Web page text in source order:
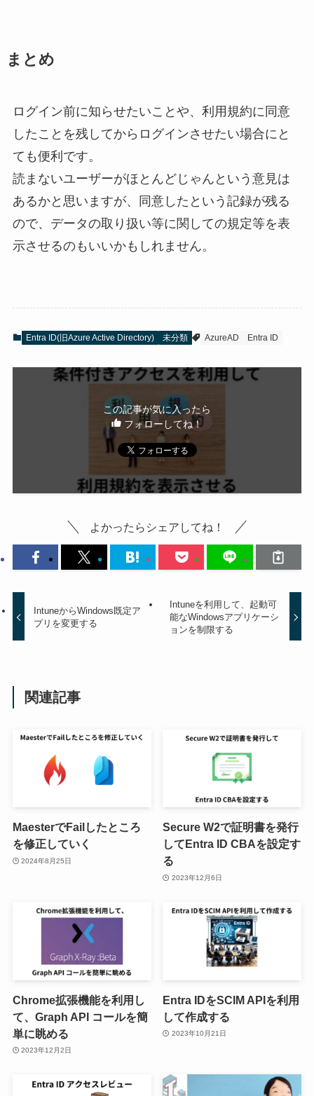
まとめ
ログイン前に知らせたいことや、利用規約に同意
したことを残してからログインさせたい場合にと
ても便利です。
読まないユーザーがほとんどじゃんという意見は
あるかと思いますが、同意したという記録が残る
ので、データの取り扱い等に関しての規定等を表
示させるのもいいかもしれません。
Entra ID(旧Azure Active Directory) 未分類 AzureAD Entra ID
この記事が気に入ったら
フォローしてね！
よかったらシェアしてね！
IntuneからWindows既定ア
プリを変更する
Intuneを利用して、起動可
能なWindowsアプリケーシ
ョンを制限する
関連記事
MaesterでFailしたところ
を修正していく
2024年8月25日
Secure W2で証明書を発行
してEntra ID CBAを設定す
る
2023年12月6日
Chrome拡張機能を利用し
て、Graph API コールを簡
単に眺める
2023年12月2日
Entra IDをSCIM APIを利用
して作成する
2023年10月21日